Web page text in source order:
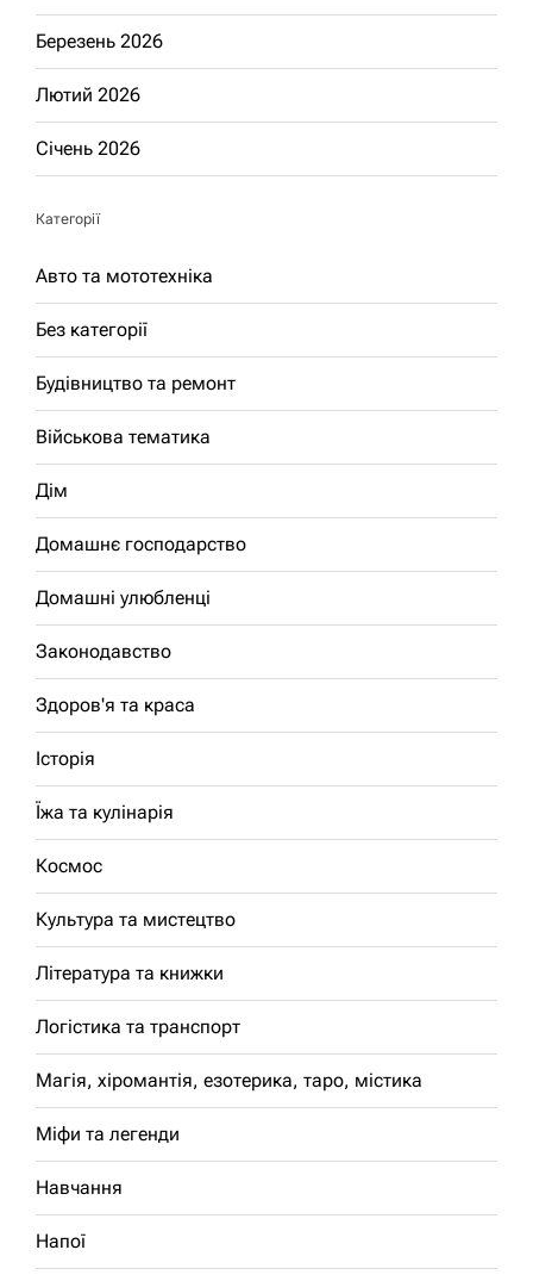
Березень 2026
Лютий 2026
Січень 2026
Категорії
Авто та мототехніка
Без категорії
Будівництво та ремонт
Військова тематика
Дім
Домашнє господарство
Домашні улюбленці
Законодавство
Здоров'я та краса
Історія
Їжа та кулінарія
Космос
Культура та мистецтво
Література та книжки
Логістика та транспорт
Магія, хіромантія, езотерика, таро, містика
Міфи та легенди
Навчання
Напої